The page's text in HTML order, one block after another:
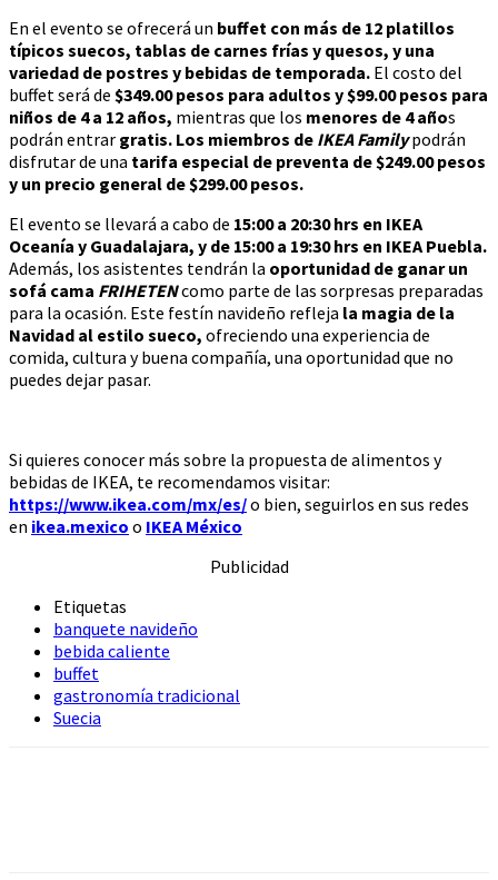
En el evento se ofrecerá un buffet con más de 12 platillos
típicos suecos, tablas de carnes frías y quesos, y una
variedad de postres y bebidas de temporada. El costo del
buffet será de $349.00 pesos para adultos y $99.00 pesos para
niños de 4 a 12 años, mientras que los menores de 4 años
podrán entrar gratis. Los miembros de IKEA Familypodrán
disfrutar de una tarifa especial de preventa de $249.00 pesos
y un precio general de $299.00 pesos.
El evento se llevará a cabo de 15:00 a 20:30 hrs en IKEA
Oceanía y Guadalajara, y de 15:00 a 19:30 hrs en IKEA Puebla.
Además, los asistentes tendrán la oportunidad de ganar un
sofá cama FRIHETENcomo parte de las sorpresas preparadas
para la ocasión. Este festín navideño refleja la magia de la
Navidad al estilo sueco, ofreciendo una experiencia de
comida, cultura y buena compañía, una oportunidad que no
puedes dejar pasar.
Si quieres conocer más sobre la propuesta de alimentos y
bebidas de IKEA, te recomendamos visitar:
https://www.ikea.com/mx/es/o bien, seguirlos en sus redes
en ikea.mexico o IKEA México
Publicidad
Etiquetas
banquete navideño
bebida caliente
buffet
gastronomía tradicional
Suecia